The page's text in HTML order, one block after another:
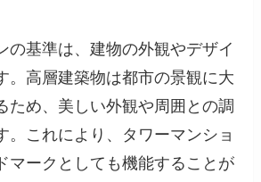
の基準は、建物の外観やデザイ
。高層建築物は都市の景観に大
ため、美しい外観や周囲との調
。これにより、タワーマンショ
マークとしても機能することが